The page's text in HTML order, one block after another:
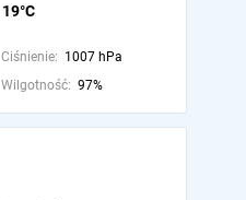
19°C
Ciśnienie: 1007 hPa
Wilgotność: 97%